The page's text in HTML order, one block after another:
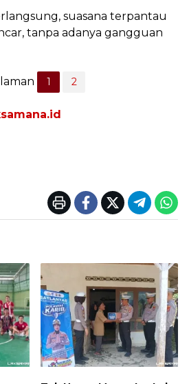
suasana terpantau
tanpa adanya gangguan
1 2